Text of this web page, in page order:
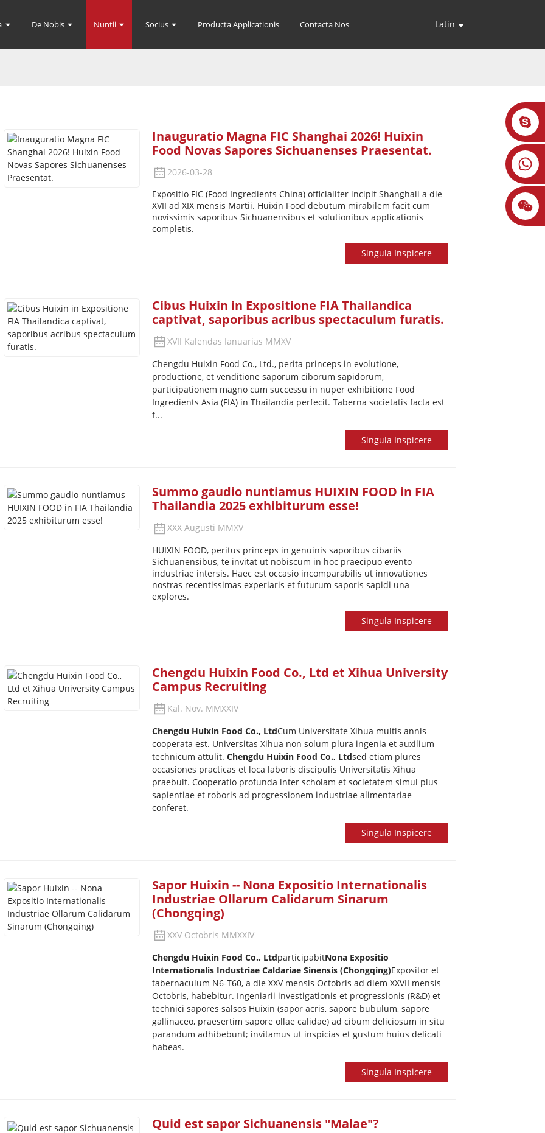
De Nobis Nuntii Socius Producta Applicationis Contacta Nos Latin
Inauguratio Magna FIC Shanghai 2026! Huixin
Food Novas Sapores Sichuanenses Praesentat.
2026-03-28
Expositio FIC (Food Ingredients China) officialiter incipit Shanghaii a die
XVII ad XIX mensis Martii. Huixin Food debutum mirabilem facit cum
novissimis saporibus Sichuanensibus et solutionibus applicationis
completis.
Singula Inspicere
Cibus Huixin in Expositione FIA ​​Thailandica
captivat, saporibus acribus spectaculum furatis.
XVII Kalendas Ianuarias MMXV
Chengdu Huixin Food Co., Ltd., perita princeps in evolutione,
productione, et venditione saporum ciborum sapidorum,
participationem magno cum successu in nuper exhibitione Food
Ingredients Asia (FIA) in Thailandia perfecit. Taberna societatis facta est
f...
Singula Inspicere
Summo gaudio nuntiamus HUIXIN FOOD in FIA
Thailandia 2025 exhibiturum esse!
XXX Augusti MMXV
HUIXIN FOOD, peritus princeps in genuinis saporibus cibariis
Sichuanensibus, te invitat ut nobiscum in hoc praecipuo evento
industriae intersis. Haec est occasio incomparabilis ut innovationes
nostras recentissimas experiaris et futurum saporis sapidi una
explores.
Singula Inspicere
Chengdu Huixin Food Co., Ltd et Xihua University
Campus Recruiting
Kal. Nov. MMXXIV
Chengdu Huixin Food Co., LtdCum Universitate Xihua multis annis
cooperata est. Universitas Xihua non solum plura ingenia et auxilium
technicum attulit. Chengdu Huixin Food Co., Ltdsed etiam plures
occasiones practicas et loca laboris discipulis Universitatis Xihua
praebuit. Cooperatio profunda inter scholam et societatem simul plus
sapientiae et roboris ad progressionem industriae alimentariae
conferet.
Singula Inspicere
Sapor Huixin -- Nona Expositio Internationalis
Industriae Ollarum Calidarum Sinarum
(Chongqing)
XXV Octobris MMXXIV
Chengdu Huixin Food Co., LtdparticipabitNona Expositio
Internationalis Industriae Caldariae Sinensis (Chongqing)Expositor et
tabernaculum N6-T60, a die XXV mensis Octobris ad diem XXVII mensis
Octobris, habebitur. Ingeniarii investigationis et progressionis (R&D) et
technici sapores salsos Huixin (sapor acris, sapore bubulum, sapore
gallinaceo, praesertim sapore ollae calidae) ad cibum deliciosum in situ
parandum adhibebunt; invitamus ut inspicias et gustum huius delicati
habeas.
Singula Inspicere
Quid est sapor Sichuanensis "Malae"?